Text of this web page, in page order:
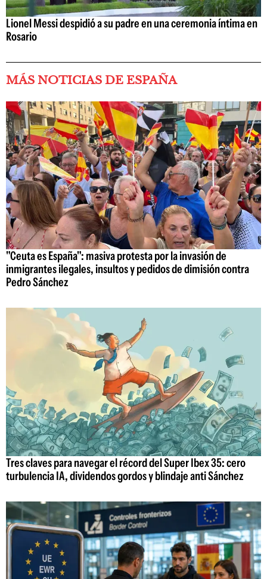
Lionel Messi despidió a su padre en una ceremonia íntima en
Rosario
MÁS NOTICIAS DE ESPAÑA
"Ceuta es España": masiva protesta por la invasión de
inmigrantes ilegales, insultos y pedidos de dimisión contra
Pedro Sánchez
Tres claves para navegar el récord del Super Ibex 35: cero
turbulencia IA, dividendos gordos y blindaje anti Sánchez